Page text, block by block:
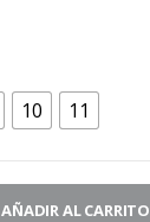
10 11
AÑADIR AL CARRITO